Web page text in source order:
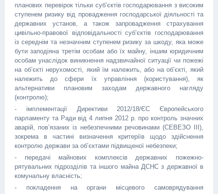
планових перевірок тільки суб’єктів господарювання з високим
ступенем ризику від провадження господарської діяльності та
державних установ, а також запровадження страхування
цивільно-правової відповідальності суб’єктів господарювання
із середнім та незначним ступенем ризику за шкоду, яка може
бути заподіяна третім особам або їх майну, іншим юридичним
особам унаслідок виникнення надзвичайної ситуації чи пожежі
на об’єкті нерухомості, який їм належить, або на об’єкті, який
належить до сфери їх управління (користування), як
альтернативи плановим заходам державного нагляду
(контролю);
- імплементації Директиви 2012/18/ЄС Європейського
парламенту та Ради від 4 липня 2012 р. про контроль значних
аварій, пов’язаних із небезпечними речовинами (СЕВЕЗО III),
зокрема в частині визначення критеріїв щодо здійснення
контролю держави за об’єктами підвищеної небезпеки;
- передачі майнових комплексів державних пожежно-
рятувальних підрозділів та іншого майна ДСНС з державної в
комунальну власність;
- покладення на органи місцевого самоврядування